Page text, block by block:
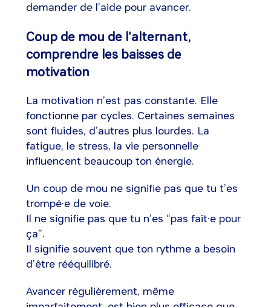
demander de l’aide pour avancer.
Coup de mou de l'alternant,
comprendre les baisses de
motivation
La motivation n’est pas constante. Elle
fonctionne par cycles. Certaines semaines
sont fluides, d’autres plus lourdes. La
fatigue, le stress, la vie personnelle
influencent beaucoup ton énergie.
Un coup de mou ne signifie pas que tu t’es
trompé·e de voie.
Il ne signifie pas que tu n’es “pas fait·e pour
ça”.
Il signifie souvent que ton rythme a besoin
d’être rééquilibré.
Avancer régulièrement, même